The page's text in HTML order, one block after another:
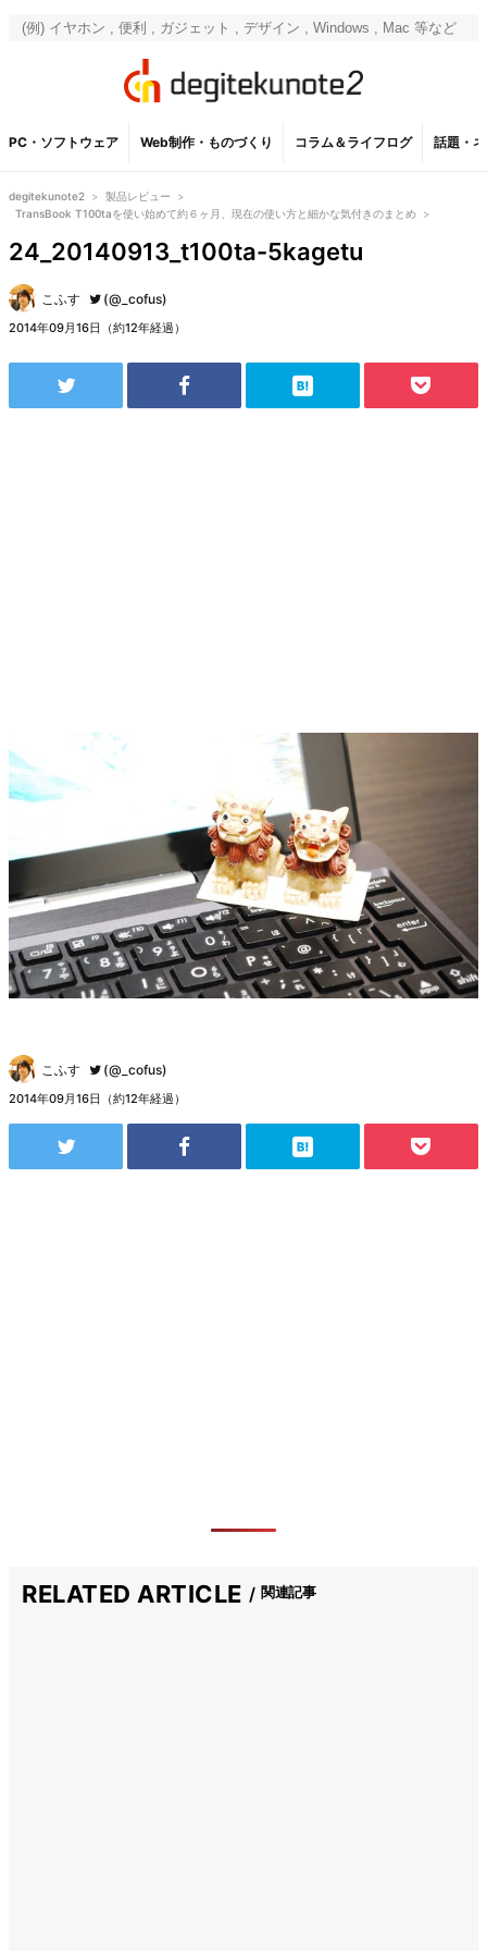
PC・ソフトウェア Web制作・ものづくり コラム＆ライフログ 話題・
degitekunote2 > 製品レビュー
>
TransBook T100taを使い始めて約６ヶ月、現在の使い方と細かな気付きのまとめ >
24_20140913_t100ta-5kagetu
こふす (@_cofus)
2014年09月16日（約12年経過）
こふす (@_cofus)
2014年09月16日（約12年経過）
RELATED ARTICLE 関連記事